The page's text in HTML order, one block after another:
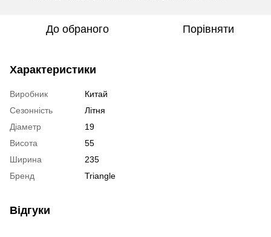
До обраного Порівняти
Характеристики
Виробник
Китай
Сезонність
Літня
Діаметр
19
Висота
55
Ширина
235
Бренд
Triangle
Відгуки